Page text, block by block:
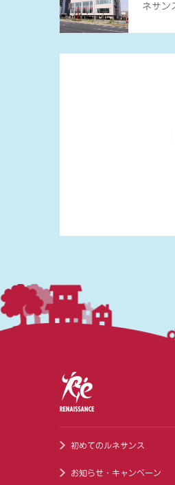
ネサン
初めてのルネサンス
お知らせ・キャンペーン